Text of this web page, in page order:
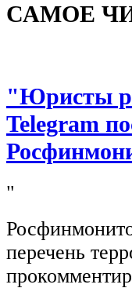
САМОЕ
"Юристы
Telegram
"
перечень